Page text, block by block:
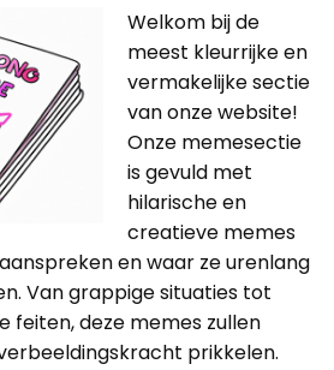
Welkom bij de
meest kleurrijke en
vermakelijke sectie
van onze website!
Onze memesectie
is gevuld met
hilarische en
creatieve memes
en waar ze urenlang
Van grappige situaties tot
feiten, deze memes zullen
prikkelen.